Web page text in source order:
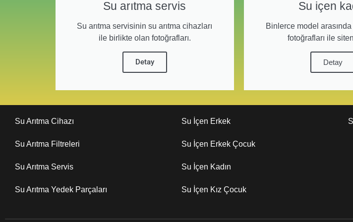
Su arıtma servis
Su arıtma servisinin su arıtma cihazları
ile birlikte olan fotoğrafları.
Detay
Su içen
Binlerce model
fotoğrafları ile
Detay
Su Arıtma Cihazı
Su Arıtma Filtreleri
Su Arıtma Servis
Su Arıtma Yedek Parçaları
Su İçen Erkek
Su İçen Erkek Çocuk
Su İçen Kadın
Su İçen Kız Çocuk